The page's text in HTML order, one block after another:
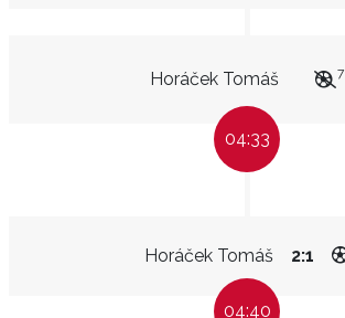
Horáček Tomáš 7
04:33
Horáček Tomáš 2:1
04:40